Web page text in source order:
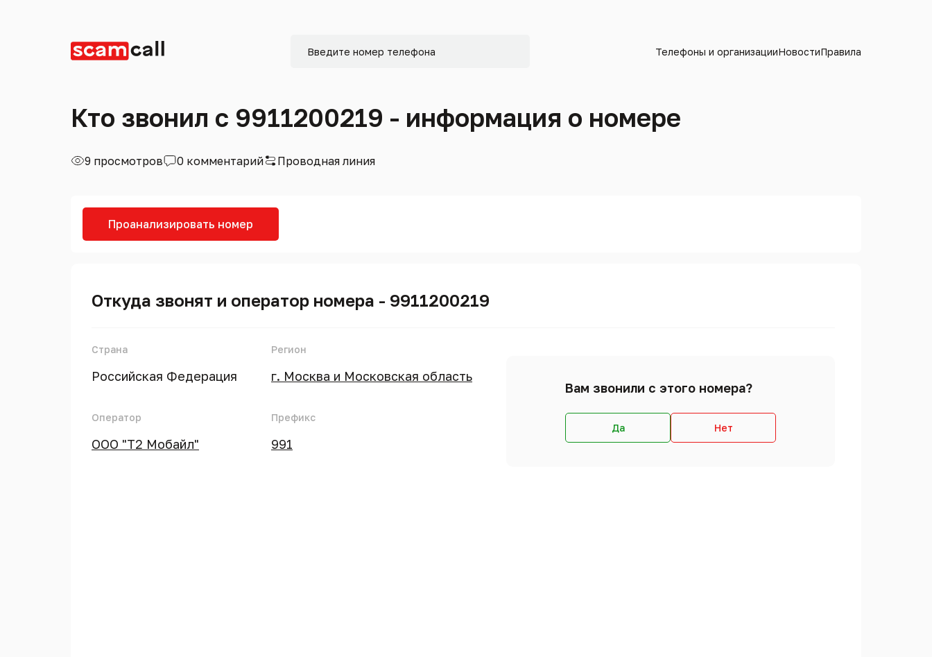
Телефоны и организацииНовостиПравила
Кто звонил с 9911200219 - информация о номере
9 просмотров 0 комментарий Проводная линия
Проанализировать номер
Откуда звонят и оператор номера - 9911200219
Страна
Российская Федерация
Оператор
ООО "Т2 Мобайл"
Регион
г. Москва и Московская область
Префикс
991
Вам звонили с этого номера?
Да Нет